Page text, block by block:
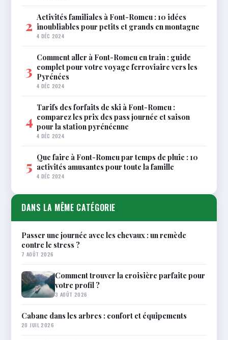
2 Activités familiales à Font-Romeu : 10 idées
inoubliables pour petits et grands en montagne
4 DÉC 2024
3
Comment aller à Font-Romeu en train : guide
complet pour votre voyage ferroviaire vers les
Pyrénées
4 DÉC 2024
4
Tarifs des forfaits de ski à Font-Romeu :
comparez les prix des pass journée et saison
pour la station pyrénéenne
4 DÉC 2024
5 Que faire à Font-Romeu par temps de pluie : 10
activités amusantes pour toute la famille
4 DÉC 2024
DANS LA MÊME CATÉGORIE
Passer une journée avec les chevaux : un remède
contre le stress ?
7 AOÛT 2026
Comment trouver la croisière parfaite pour
votre profil ?
3 AOÛT 2026
Cabane dans les arbres : confort et équipements
20 JUIL 2026